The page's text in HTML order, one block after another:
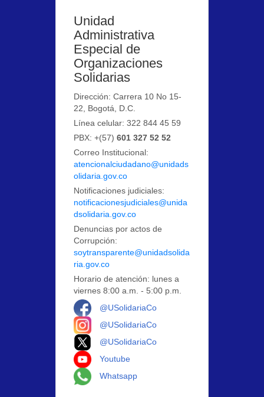
Unidad
Administrativa
Especial de
Organizaciones
Solidarias
Dirección: Carrera 10 No 15-
22, Bogotá, D.C.
Línea celular: 322 844 45 59
PBX: +(57)601 327 52 52
Correo Institucional:
atencionalciudadano@unidads
olidaria.gov.co
Notificaciones judiciales:
notificacionesjudiciales@unida
dsolidaria.gov.co
Denuncias por actos de
Corrupción:
soytransparente@unidadsolida
ria.gov.co
Horario de atención: lunes a
viernes 8:00 a.m. - 5:00 p.m.
@USolidariaCo
@USolidariaCo
@USolidariaCo
Youtube
Whatsapp